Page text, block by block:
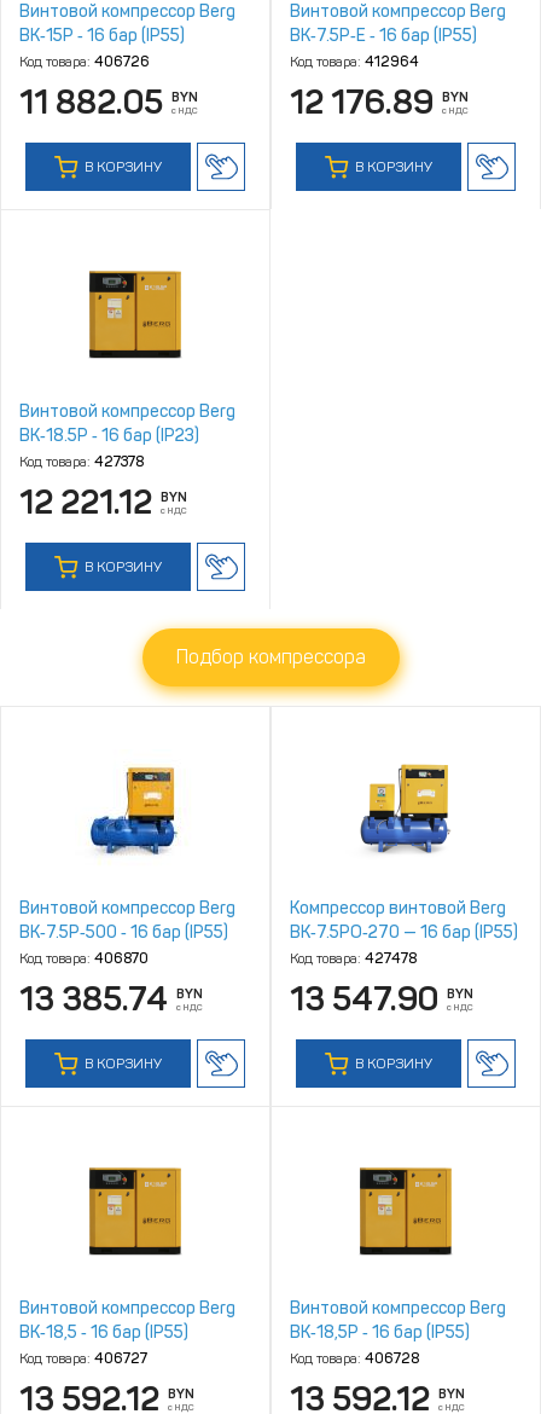
Винтовой компрессор Berg
ВК‑15Р ‑ 16 бар (IP55)
Код товара: 406726
11 882.05 BYN
с НДС
В КОРЗИНУ
Винтовой компрессор Berg
ВК‑7.5Р‑Е ‑ 16 бар (IP55)
Код товара: 412964
12 176.89 BYN
с НДС
В КОРЗИНУ
Винтовой компрессор Berg
ВК‑18.5Р ‑ 16 бар (IP23)
Код товара: 427378
12 221.12 BYN
с НДС
В КОРЗИНУ
Подбор компрессора
Винтовой компрессор Berg
ВК‑7.5Р‑500 ‑ 16 бар (IP55)
Код товара: 406870
13 385.74 BYN
с НДС
В КОРЗИНУ
Компрессор винтовой Berg
ВК‑7.5РО‑270 — 16 бар (IP55)
Код товара: 427478
13 547.90 BYN
с НДС
В КОРЗИНУ
Винтовой компрессор Berg
ВК‑18,5 ‑ 16 бар (IP55)
Код товара: 406727
13 592.12 BYN
с НДС
Винтовой компрессор Berg
ВК‑18,5Р ‑ 16 бар (IP55)
Код товара: 406728
13 592.12 BYN
с НДС